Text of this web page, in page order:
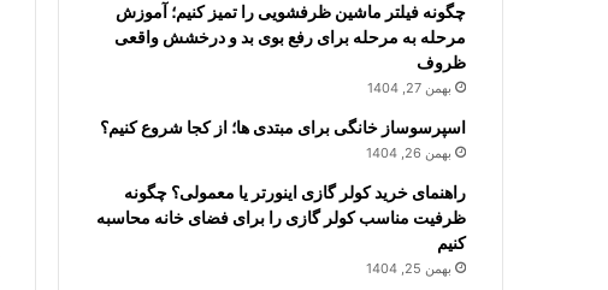
چگونه فیلتر ماشین ظرفشویی را تمیز کنیم؛ آموزش
مرحله به مرحله برای رفع بوی بد و درخشش واقعی
ظروف
بهمن 27, 1404
اسپرسوساز خانگی برای مبتدی ها؛ از کجا شروع کنیم؟
بهمن 26, 1404
راهنمای خرید کولر گازی اینورتر یا معمولی؟ چگونه
ظرفیت مناسب کولر گازی را برای فضای خانه محاسبه
کنیم
بهمن 25, 1404